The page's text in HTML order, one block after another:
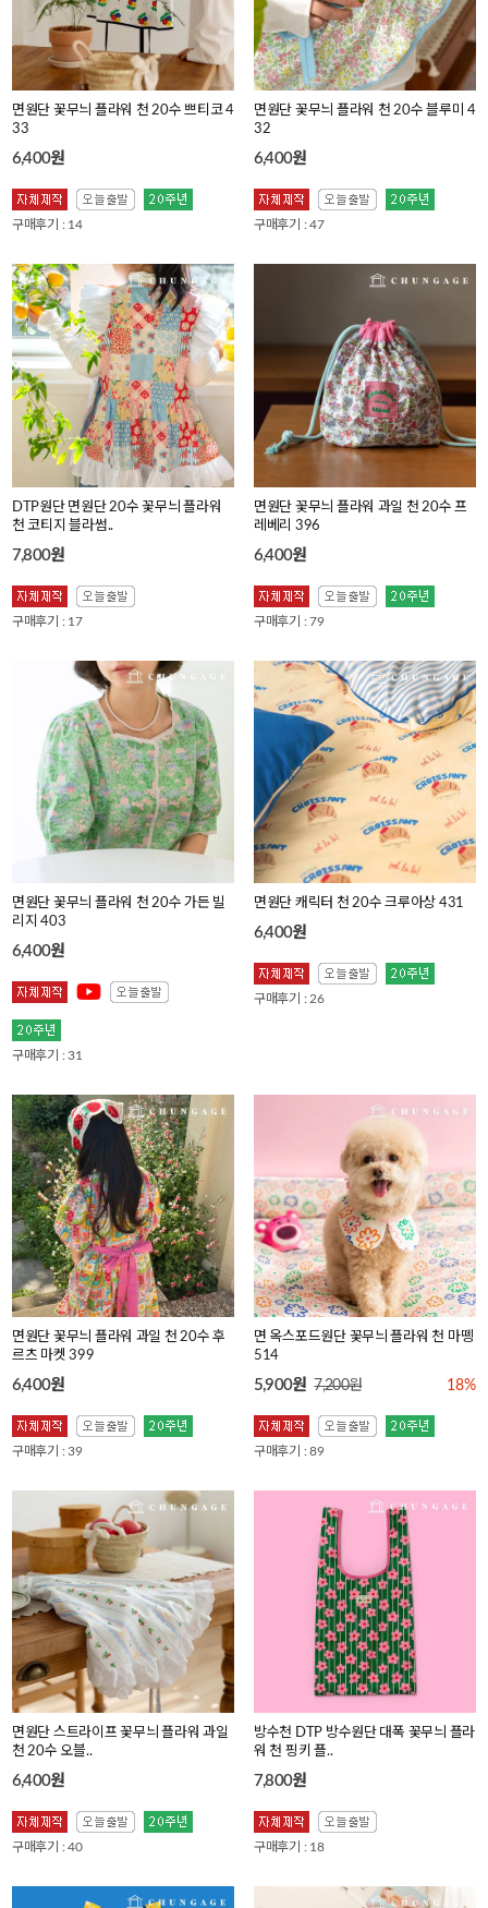
면원단 꽃무늬 플라워 천 20수 쁘티코 4
33
6,400원
구매후기 : 14
면원단 꽃무늬 플라워 천 20수 블루미 4
32
6,400원
구매후기 : 47
DTP원단 면원단 20수 꽃무늬 플라워
천 코티지 블라썸..
7,800원
구매후기 : 17
면원단 꽃무늬 플라워 과일 천 20수 프
레베리 396
6,400원
구매후기 : 79
면원단 꽃무늬 플라워 천 20수 가든 빌
리지 403
6,400원
구매후기 : 31
면원단 캐릭터 천 20수 크루아상 431
6,400원
구매후기 : 26
면원단 꽃무늬 플라워 과일 천 20수 후
르츠 마켓 399
6,400원
구매후기 : 39
면 옥스포드원단 꽃무늬 플라워 천 마뗑
514
5,900원 7,200원 18%
구매후기 : 89
면원단 스트라이프 꽃무늬 플라워 과일
천 20수 오블..
6,400원
구매후기 : 40
방수천 DTP 방수원단 대폭 꽃무늬 플라
워 천 핑키 플..
7,800원
구매후기 : 18